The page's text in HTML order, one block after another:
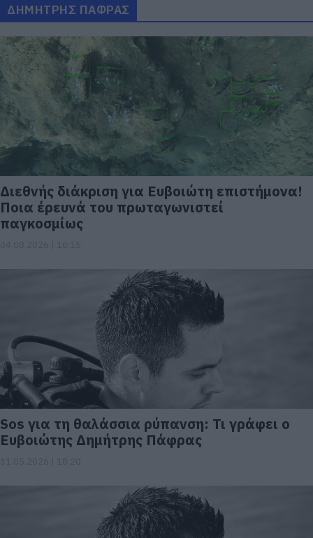
ΔΗΜΗΤΡΗΣ ΠΑΦΡΑΣ
Διεθνής διάκριση για Ευβοιώτη επιστήμονα!
Ποια έρευνά του πρωταγωνιστεί
παγκοσμίως
Sos για τη θαλάσσια ρύπανση: Τι γράφει ο
Ευβοιώτης Δημήτρης Πάφρας